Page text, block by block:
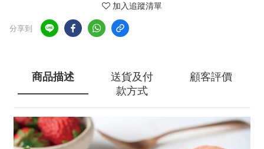
加入追蹤清單
分享到
商品描述
送貨及付
款方式
顧客評價